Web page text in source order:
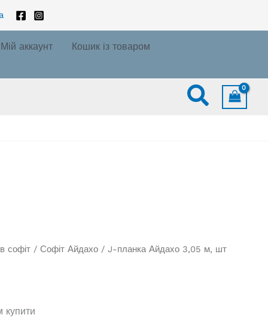
Мій аккаунт Кошик із товаром
Пошук
софіт /Софіт Айдахо / J-планка Айдахо 3,05 м, шт